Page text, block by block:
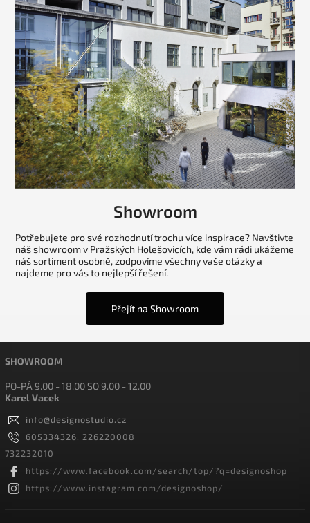
Showroom
Potřebujete pro své rozhodnutí trochu více inspirace? Navštivte
náš showroom v Pražských Holešovicích, kde vám rádi ukážeme
náš sortiment osobně, zodpovíme všechny vaše otázky a
najdeme pro vás to nejlepší řešení.
Přejít na Showroom
SHOWROOM
PO-PÁ 9.00 - 18.00 SO 9.00 - 12.00
Karel Vacek
info@designostudio.cz
605334326, 226220008
732232010
https://www.facebook.com/search/top/?q=designoshop
https://www.instagram.com/designoshop/